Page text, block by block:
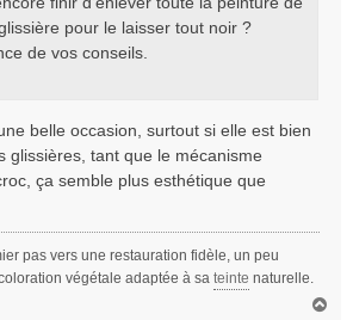
pour le laisser tout noir ?
de vos conseils.
belle occasion, surtout si elle est bien
glissières, tant que le mécanisme
ça semble plus esthétique que
pas vers une restauration fidèle, un peu
végétale adaptée à sa teinte naturelle.